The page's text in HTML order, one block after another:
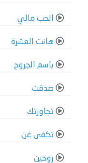
الحب مالي
هانت العشرة
باسم الجروح
صدقت
تجاوزتك
تكفى غن
روحين